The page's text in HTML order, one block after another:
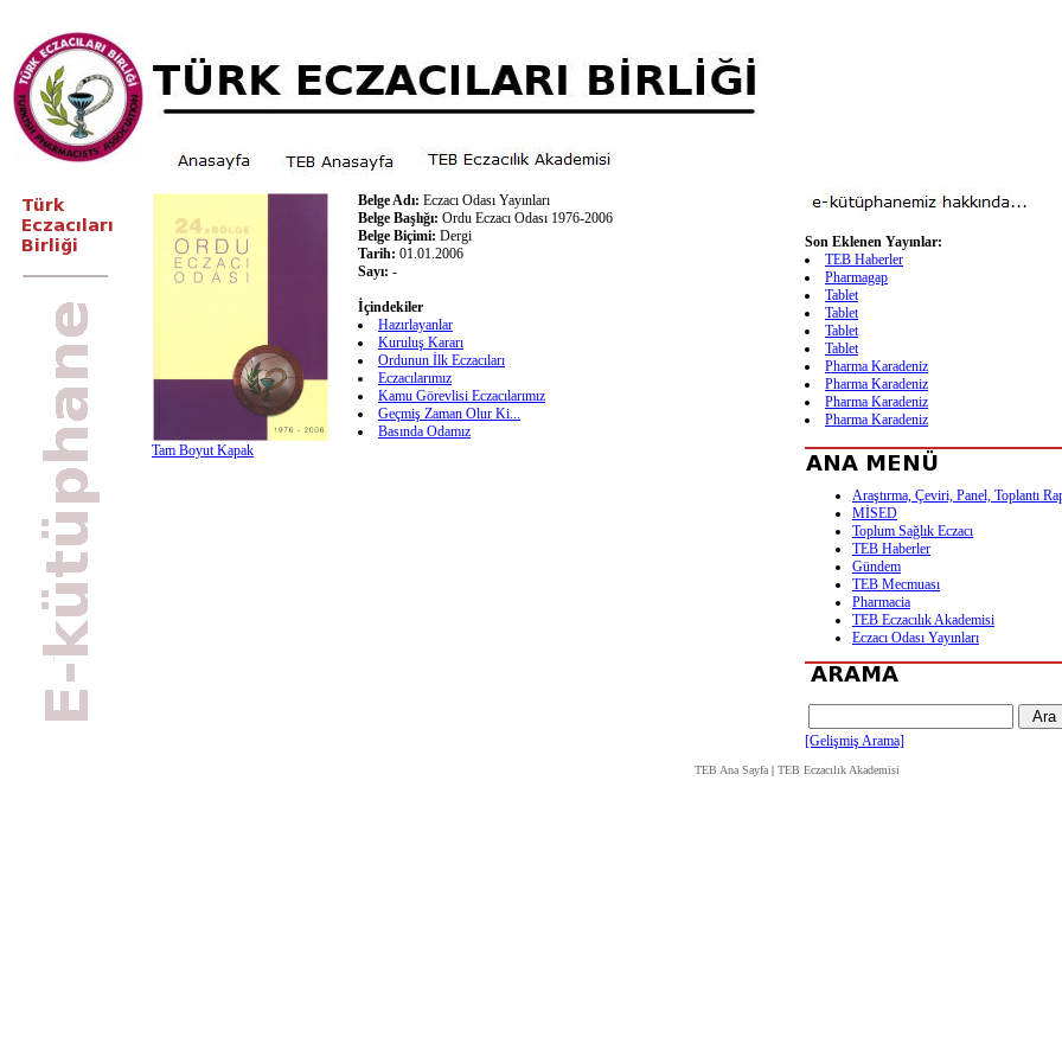
Tam Boyut Kapak
Belge Adı: Eczacı Odası Yayınları
Belge Başlığı: Ordu Eczacı Odası 1976-2006
Belge Biçimi: Dergi
Tarih: 01.01.2006
Sayı: -
İçindekiler
Hazırlayanlar
Kuruluş Kararı
Ordunun İlk Eczacıları
Eczacılarımız
Kamu Görevlisi Eczacılarımız
Geçmiş Zaman Olur Ki...
Basında Odamız
Son Eklenen Yayınlar:
TEB Haberler
Pharmagap
Tablet
Tablet
Tablet
Tablet
Pharma Karadeniz
Pharma Karadeniz
Pharma Karadeniz
Pharma Karadeniz
Araştırma, Çeviri, Panel, Toplantı
MİSED
Toplum Sağlık Eczacı
TEB Haberler
Gündem
TEB Mecmuası
Pharmacia
TEB Eczacılık Akademisi
Eczacı Odası Yayınları
[Gelişmiş Arama]
TEB Ana Sayfa| TEB Eczacılık Akademisi